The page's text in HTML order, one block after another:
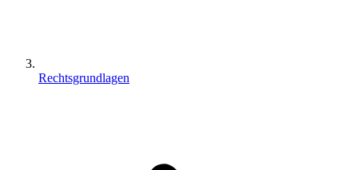
Rechtsgrundlagen